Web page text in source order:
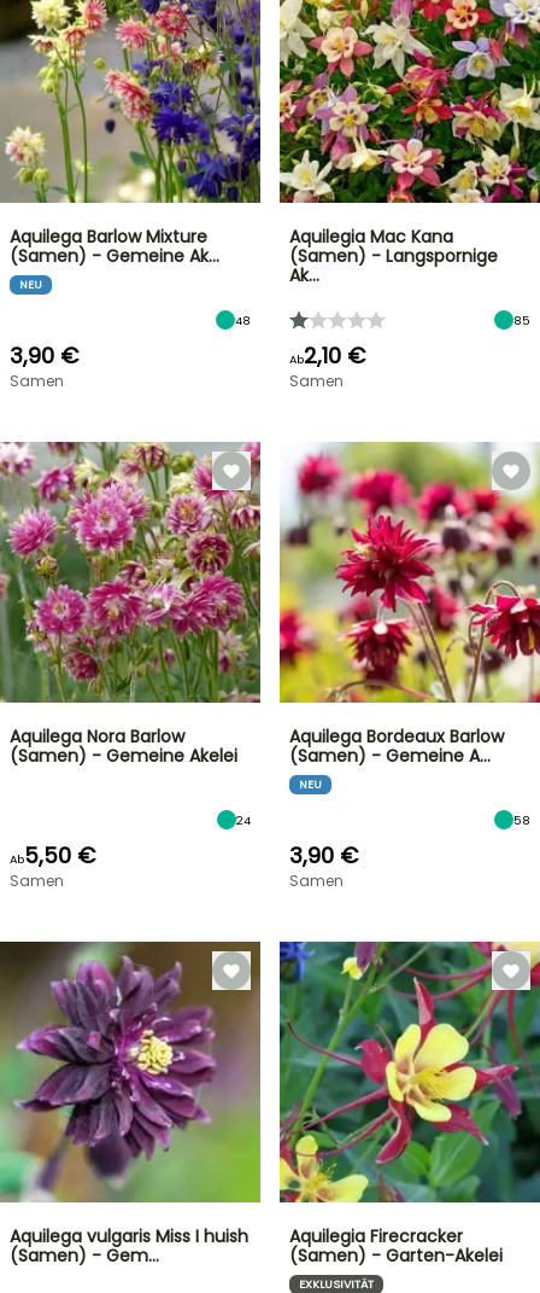
Aquilega Barlow Mixture
(Samen) - Gemeine Ak…
NEU
48
3,90 €
Samen
Aquilegia Mac Kana
(Samen) - Langspornige
Ak…
85
Ab2,10 €
Samen
Aquilega Nora Barlow
(Samen) - Gemeine Akelei
24
Ab5,50 €
Samen
Aquilega Bordeaux Barlow
(Samen) - Gemeine A…
NEU
58
3,90 €
Samen
Aquilega vulgaris Miss I huish
(Samen) - Gem…
Aquilegia Firecracker
(Samen) - Garten-Akelei
EXKLUSIVITÄT